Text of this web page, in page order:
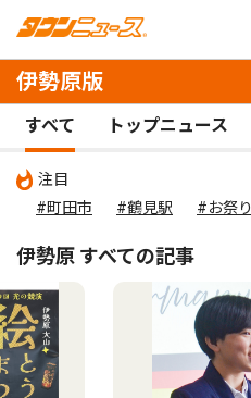
伊勢原版
すべて トップニュース
注目
#町田市
#鶴見駅 #お祭り
伊勢原 すべての記事